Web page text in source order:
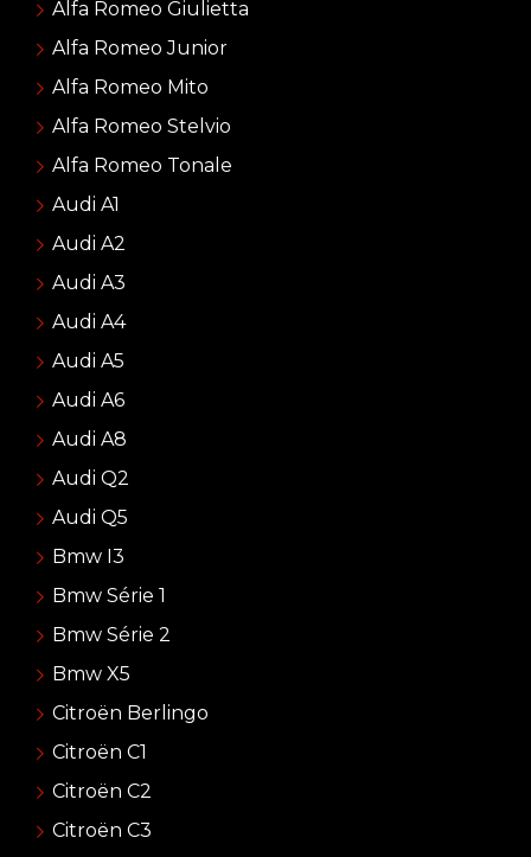
Alfa Romeo Giulietta
Alfa Romeo Junior
Alfa Romeo Mito
Alfa Romeo Stelvio
Alfa Romeo Tonale
Audi A1
Audi A2
Audi A3
Audi A4
Audi A5
Audi A6
Audi A8
Audi Q2
Audi Q5
Bmw I3
Bmw Série 1
Bmw Série 2
Bmw X5
Citroën Berlingo
Citroën C1
Citroën C2
Citroën C3